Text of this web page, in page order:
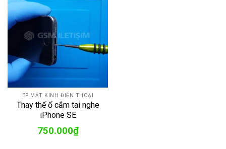
ÉP MẶT KÍNH ĐIỆN THOẠI
Thay thế ổ cắm tai nghe
iPhone SE
750.000₫